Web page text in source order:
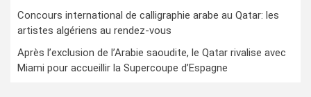
Concours international de calligraphie arabe au Qatar: les
artistes algériens au rendez-vous
Après l’exclusion de l’Arabie saoudite, le Qatar rivalise avec
Miami pour accueillir la Supercoupe d’Espagne